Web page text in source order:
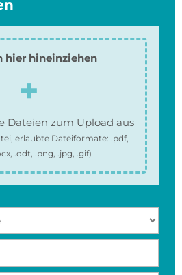
hier hineinziehen
Dateien zum Upload aus
erlaubte Dateiformate: .pdf,
.odt, .png, .jpg, .gif)